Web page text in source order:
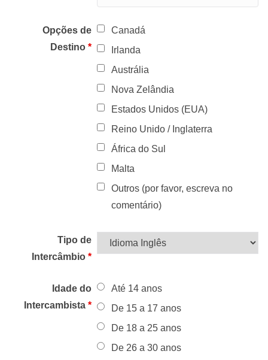
Opções de
Destino*
Canadá
Irlanda
Austrália
Nova Zelândia
Estados Unidos (EUA)
Reino Unido / Inglaterra
África do Sul
Malta
Outros (por favor, escreva no
comentário)
Tipo de
Intercâmbio*
Idade do
Intercambista*
Até 14 anos
De 15 a 17 anos
De 18 a 25 anos
De 26 a 30 anos